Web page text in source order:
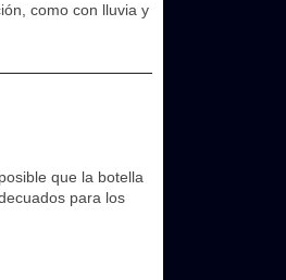
como con lluvia y
que la botella
para los